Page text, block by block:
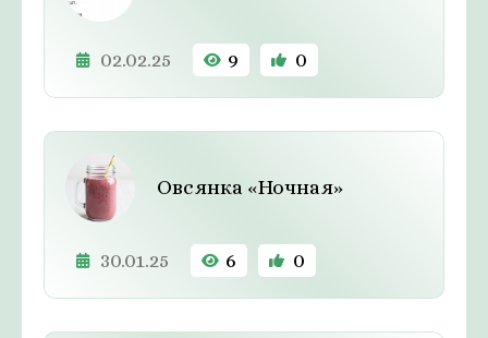
02.02.25 9 0
Овсянка «Ночная»
30.01.25 6 0